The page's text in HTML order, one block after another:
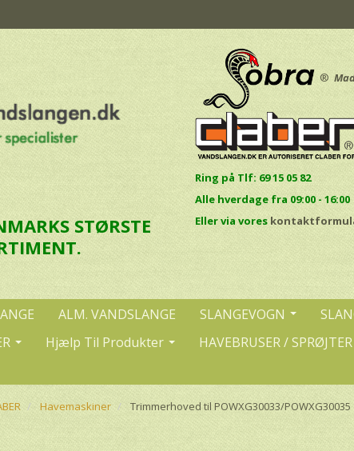
STØRSTE
®
Ring på Tlf: 69 15 05 82
Alle hverdage fra 09:00 - 16:00
Eller via vores
ALM. VANDSLANGE SLANGEVOGN
Hjælp Til Produkter HAVEBRUSER / SPRØJTER
Havemaskiner Trimmerhoved til POWXG30033/POWXG30035